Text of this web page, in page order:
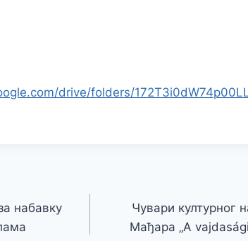
drive/folders/
набавку
Чувари културног
Мађара „A